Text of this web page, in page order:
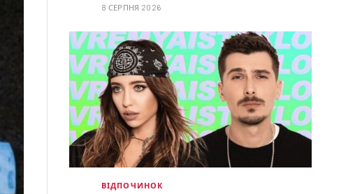
8 СЕРПНЯ 2026
ВІДПОЧИНОК